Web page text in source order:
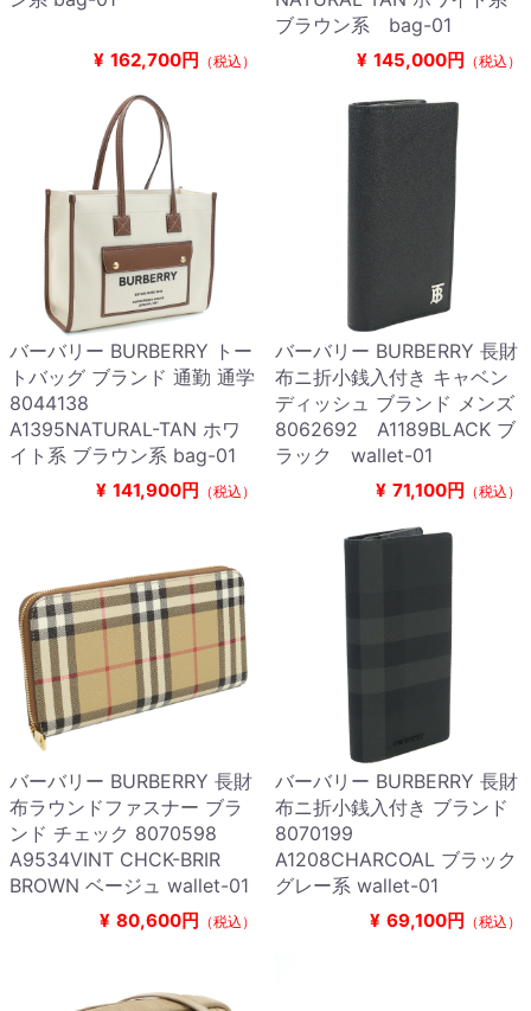
¥ 162,700円 （税込）
ブラウン系 bag-01
¥ 145,000円 （税込）
バーバリー BURBERRY トー
トバッグ ブランド 通勤 通学
8044138
A1395NATURAL-TAN ホワ
イト系 ブラウン系 bag-01
¥ 141,900円 （税込）
バーバリー BURBERRY 長財
布ニ折小銭入付き キャベン
ディッシュ ブランド メンズ
8062692 A1189BLACK ブ
ラック wallet-01
¥ 71,100円 （税込）
バーバリー BURBERRY 長財
布ラウンドファスナー ブラ
ンド チェック 8070598
A9534VINT CHCK-BRIR
BROWN ベージュ wallet-01
¥ 80,600円 （税込）
バーバリー BURBERRY 長財
布ニ折小銭入付き ブランド
8070199
A1208CHARCOAL ブラック
グレー系 wallet-01
¥ 69,100円 （税込）